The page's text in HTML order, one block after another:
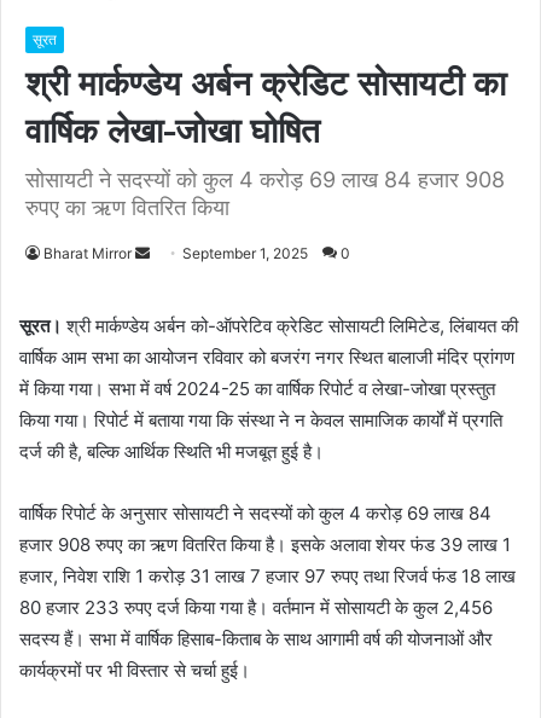
सूरत
श्री मार्कण्डेय अर्बन क्रेडिट सोसायटी का
वार्षिक लेखा-जोखा घोषित
सोसायटी ने सदस्यों को कुल 4 करोड़ 69 लाख 84 हजार 908
रुपए का ऋण वितरित किया
Bharat Mirror
a
n
e
m
i
l
September 1, 2025 0
सूरत। श्री मार्कण्डेय अर्बन को-ऑपरेटिव क्रेडिट सोसायटी लिमिटेड, लिंबायत की
वार्षिक आम सभा का आयोजन रविवार को बजरंग नगर स्थित बालाजी मंदिर प्रांगण
में किया गया। सभा में वर्ष 2024-25 का वार्षिक रिपोर्ट व लेखा-जोखा प्रस्तुत
किया गया। रिपोर्ट में बताया गया कि संस्था ने न केवल सामाजिक कार्यों में प्रगति
दर्ज की है, बल्कि आर्थिक स्थिति भी मजबूत हुई है।
वार्षिक रिपोर्ट के अनुसार सोसायटी ने सदस्यों को कुल 4 करोड़ 69 लाख 84
हजार 908 रुपए का ऋण वितरित किया है। इसके अलावा शेयर फंड 39 लाख 1
हजार, निवेश राशि 1 करोड़ 31 लाख 7 हजार 97 रुपए तथा रिजर्व फंड 18 लाख
80 हजार 233 रुपए दर्ज किया गया है। वर्तमान में सोसायटी के कुल 2,456
सदस्य हैं। सभा में वार्षिक हिसाब-किताब के साथ आगामी वर्ष की योजनाओं और
कार्यक्रमों पर भी विस्तार से चर्चा हुई।